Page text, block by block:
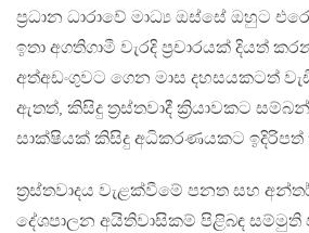
ප්‍රධාන ධාරාවේ මාධ්‍ය ඔස්සේ ඔහුට
ඉතා අගතිගාමී වැරදි ප්‍රචාරයක් දියත්
අත්අඩංගුවට ගෙන මාස දහසයකටත්
ඇතත්, කිසිදු ත්‍රස්තවාදී ක්‍රියාවකට
සාක්ෂියක් කිසිදු අධිකරණයකට ඉදිරිපත්
ත්‍රස්තවාදය වැළක්වීමේ පනත සහ
දේශපාලන අයිතිවාසිකම් පිළිබඳ